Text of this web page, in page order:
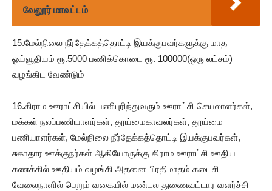
வேலூர் மாவட்டம்
15.மேல்நிலை நீர்தேக்கத்தொட்டி இயக்குபவர்களுக்கு மாத
ஓய்வூதியம் ரூ.5000 பணிக்கொடை ரூ. 100000(ஒரு லட்சம்)
வழங்கிட வேண்டும்
16.கிராம ஊராட்சியில் பணிபுரிந்துவரும் ஊராட்சி செயலாளர்கள்,
மக்கள் நலப்பணியாளர்கள், தூய்மைகாவலர்கள், தூய்மை
பணியாளர்கள், மேல்நிலை நீர்தேக்கத்தொட்டி இயக்குபவர்கள்,
சுகாதார ஊக்குநர்கள் ஆகியோருக்கு கிராம ஊராட்சி ஊதிய
கணக்கில் ஊதியம் வழங்கி அதனை பிரதிமாதம் கடைசி
வேலைநாளில் பெறும் வகையில் மண்டல துணைவட்டார வளர்ச்சி